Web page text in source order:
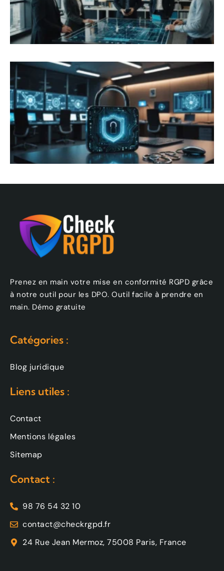
Prenez en main votre mise en conformité RGPD grâce
à notre outil pour les DPO. Outil facile à prendre en
main. Démo gratuite
Catégories :
Blog juridique
Liens utiles :
Contact
Mentions légales
Sitemap
Contact :
98 76 54 32 10
contact@checkrgpd.fr
24 Rue Jean Mermoz, 75008 Paris, France